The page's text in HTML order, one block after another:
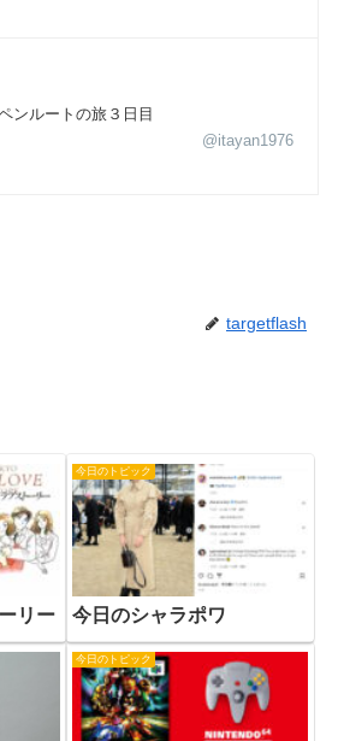
ンルートの旅３日目
@itayan1976
targetflash
リー
今日のトピック
今日のシャラポワ
今日のトピック